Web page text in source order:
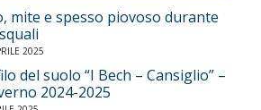
mite e spesso piovoso durante
2025
del suolo “I Bech – Cansiglio” –
2024-2025